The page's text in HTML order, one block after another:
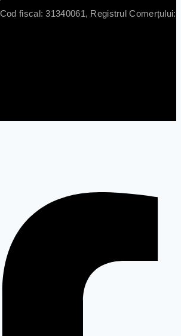
fiscal: 31340061, Registrul Comerțului: